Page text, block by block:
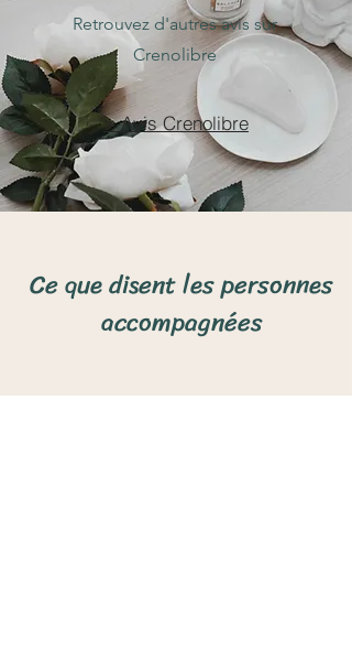
Retrouvez d'autres avis sur
Crenolibre
> Avis Crenolibre
Ce que disent les personnes
accompagnées